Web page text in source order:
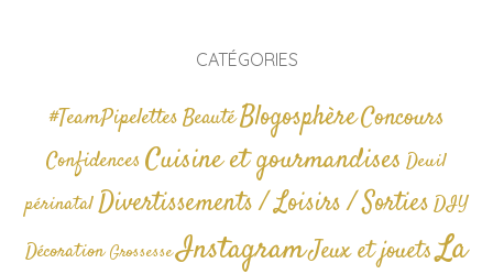
CATÉGORIES
#TeamPipelettesBeautéBlogosphèreConcours
Confidences Cuisine et gourmandises Deuil
périnatalDivertissements / Loisirs / SortiesDIY
Décoration GrossesseInstagramJeux et jouetsLa